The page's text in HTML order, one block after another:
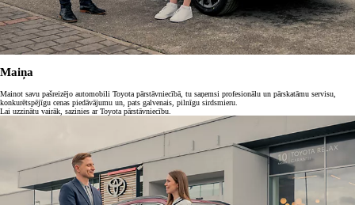
Maiņa
Mainot savu pašreizējo automobili Toyota pārstāvniecībā, tu saņemsi profesionālu un pārskatāmu servisu,
konkurētspējīgu cenas piedāvājumu un, pats galvenais, pilnīgu sirdsmieru.
Lai uzzinātu vairāk, sazinies ar Toyota pārstāvniecību.